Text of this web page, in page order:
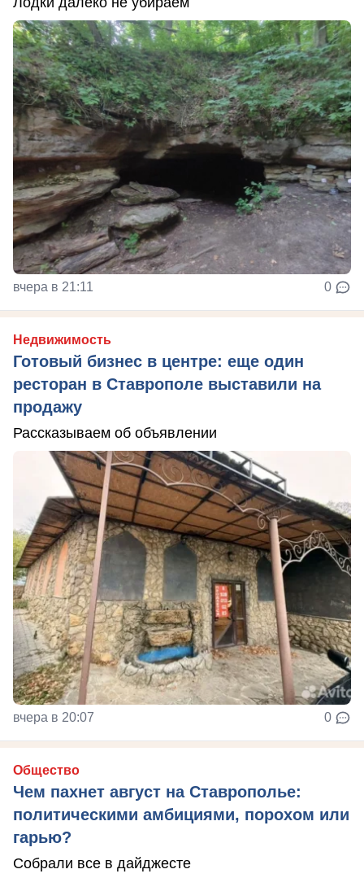
вчера в 21:11 0
Недвижимость
Готовый бизнес в центре: еще один
ресторан в Ставрополе выставили на
продажу
Рассказываем об объявлении
вчера в 20:07 0
Общество
Чем пахнет август на Ставрополье:
политическими амбициями, порохом или
гарью?
Собрали все в дайджесте